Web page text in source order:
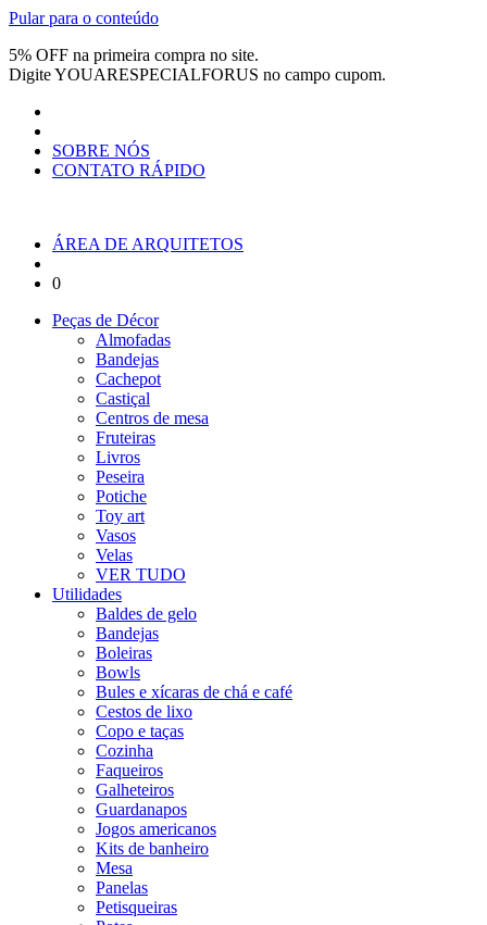
Pular para o conteúdo
5% OFF na primeira compra no site.
DigiteYOUARESPECIALFORUS no campo cupom.
SOBRE NÓS
CONTATO RÁPIDO
ÁREA DE ARQUITETOS
0
Peças de Décor
Almofadas
Bandejas
Cachepot
Castiçal
Centros de mesa
Fruteiras
Livros
Peseira
Potiche
Toy art
Vasos
Velas
VER TUDO
Utilidades
Baldes de gelo
Bandejas
Boleiras
Bowls
Bules e xícaras de chá e café
Cestos de lixo
Copo e taças
Cozinha
Faqueiros
Galheteiros
Guardanapos
Jogos americanos
Kits de banheiro
Mesa
Panelas
Petisqueiras